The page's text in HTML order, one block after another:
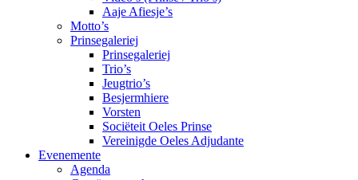
Aaje Afiesje’s
Motto’s
Prinsegaleriej
Prinsegaleriej
Trio’s
Jeugtrio’s
Besjermhiere
Vorsten
Sociëteit Oeles Prinse
Vereinigde Oeles Adjudante
Evenemente
Agenda